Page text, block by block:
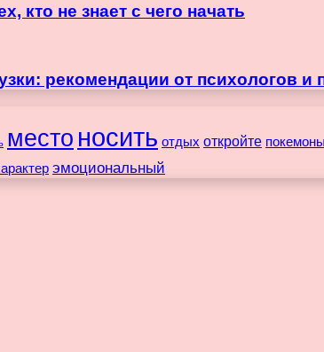
кто не знает с чего начать
рекомендации от психологов и
место носить отдых откройте покемоны
эмоциональный